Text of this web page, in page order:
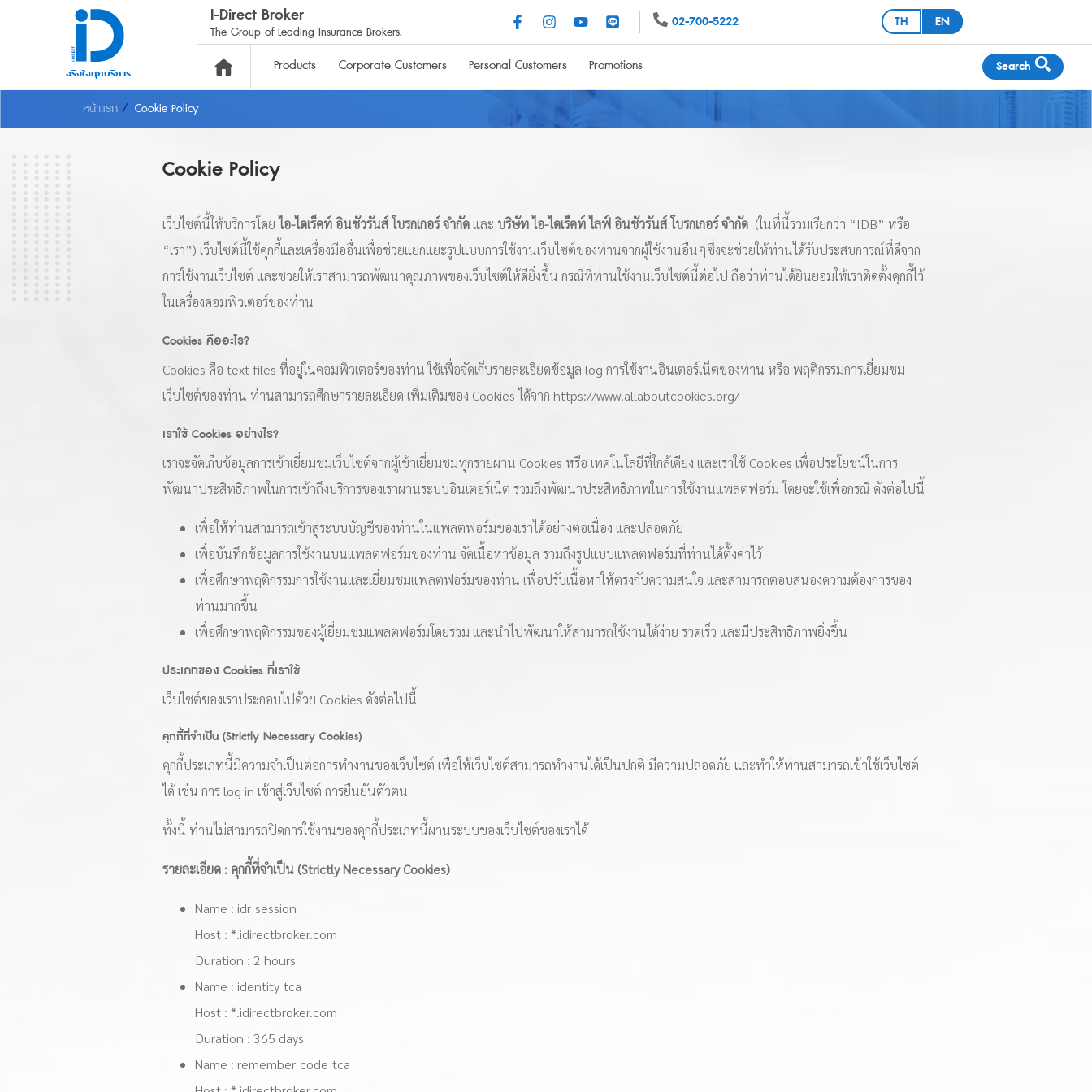
จริงใจทุกบริการ
I-Direct Broker
The Group of Leading Insurance Brokers.
02-700-5222 TH EN
Products
Compulsory Motor Insurance
PA
Corporate Customers Personal Customers Promotions Search
หน้าแรก Cookie Policy
Cookie Policy
เว็บไซต์นี้ให้บริการโดย ไอ-ไดเร็คท์ อินชัวรันส์ โบรกเกอร์ จำกัดและ บริษัท ไอ-ไดเร็คท์ ไลฟ์ อินชัวรันส์ โบรกเกอร์ จำกัด(ในที่นี้รวมเรียกว่า “IDB” หรือ
“เรา”) เว็บไซต์นี้ใช้คุกกี้และเครื่องมืออื่นเพื่อช่วยแยกแยะรูปแบบการใช้งานเว็บไซต์ของท่านจากผู้ใช้งานอื่นๆซึ่งจะช่วยให้ท่านได้รับประสบการณ์ที่ดีจาก
การใช้งานเว็บไซต์ และช่วยให้เราสามารถพัฒนาคุณภาพของเว็บไซต์ให้ดียิ่งขึ้น กรณีที่ท่านใช้งานเว็บไซต์นี้ต่อไป ถือว่าท่านได้ยินยอมให้เราติดตั้งคุกกี้ไว้
ในเครื่องคอมพิวเตอร์ของท่าน
Cookies คืออะไร?
Cookies คือ text files ที่อยู่ในคอมพิวเตอร์ของท่าน ใช้เพื่อจัดเก็บรายละเอียดข้อมูล log การใช้งานอินเตอร์เน็ตของท่าน หรือ พฤติกรรมการเยี่ยมชม
เว็บไซต์ของท่าน ท่านสามารถศึกษารายละเอียด เพิ่มเติมของ Cookies ได้จาก https://www.allaboutcookies.org/
เราใช้ Cookies อย่างไร?
เราจะจัดเก็บข้อมูลการเข้าเยี่ยมชมเว็บไซต์จากผู้เข้าเยี่ยมชมทุกรายผ่าน Cookies หรือ เทคโนโลยีที่ใกล้เคียง และเราใช้ Cookies เพื่อประโยชน์ในการ
พัฒนาประสิทธิภาพในการเข้าถึงบริการของเราผ่านระบบอินเตอร์เน็ต รวมถึงพัฒนาประสิทธิภาพในการใช้งานแพลตฟอร์ม โดยจะใช้เพื่อกรณี ดังต่อไปนี้
เพื่อให้ท่านสามารถเข้าสู่ระบบบัญชีของท่านในแพลตฟอร์มของเราได้อย่างต่อเนื่อง และปลอดภัย
เพื่อบันทึกข้อมูลการใช้งานบนแพลตฟอร์มของท่าน จัดเนื้อหาข้อมูล รวมถึงรูปแบบแพลตฟอร์มที่ท่านได้ตั้งค่าไว้
เพื่อศึกษาพฤติกรรมการใช้งานและเยี่ยมชมแพลตฟอร์มของท่าน เพื่อปรับเนื้อหาให้ตรงกับความสนใจ และสามารถตอบสนองความต้องการของ
ท่านมากขึ้น
เพื่อศึกษาพฤติกรรมของผู้เยี่ยมชมแพลตฟอร์มโดยรวม และนำไปพัฒนาให้สามารถใช้งานได้ง่าย รวดเร็ว และมีประสิทธิภาพยิ่งขึ้น
ประเภทของ Cookies ที่เราใช้
เว็บไซต์ของเราประกอบไปด้วย Cookies ดังต่อไปนี้
คุกกี้ที่จำเป็น (Strictly Necessary Cookies)
คุกกี้ประเภทนี้มีความจำเป็นต่อการทำงานของเว็บไซต์ เพื่อให้เว็บไซต์สามารถทำงานได้เป็นปกติ มีความปลอดภัย และทำให้ท่านสามารถเข้าใช้เว็บไซต์
ได้ เช่น การ log in เข้าสู่เว็บไซต์ การยืนยันตัวตน
ทั้งนี้ ท่านไม่สามารถปิดการใช้งานของคุกกี้ประเภทนี้ผ่านระบบของเว็บไซต์ของเราได้
รายละเอียด : คุกกี้ที่จำเป็น (Strictly Necessary Cookies)
Name : idr_session
Host : *.idirectbroker.com
Duration : 2 hours
Name : identity_tca
Host : *.idirectbroker.com
Duration : 365 days
Name : remember_code_tca